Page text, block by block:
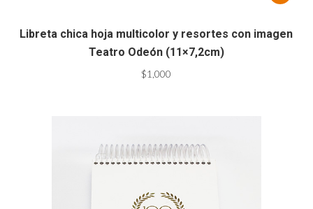
Libreta chica hoja multicolor y resortes con imagen
Teatro Odeón (11×7,2cm)
$1,000